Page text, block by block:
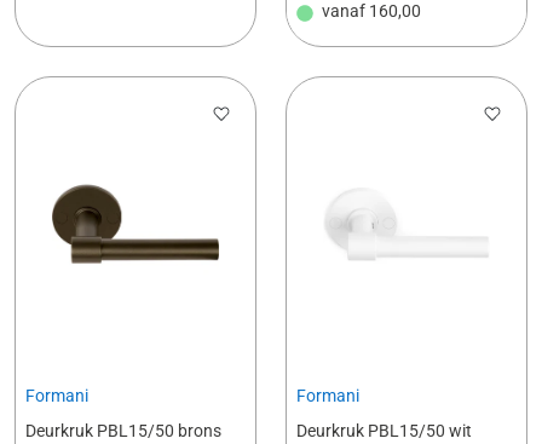
vanaf 160,00
Formani
Deurkruk PBL15/50 brons
Formani
Deurkruk PBL15/50 wit